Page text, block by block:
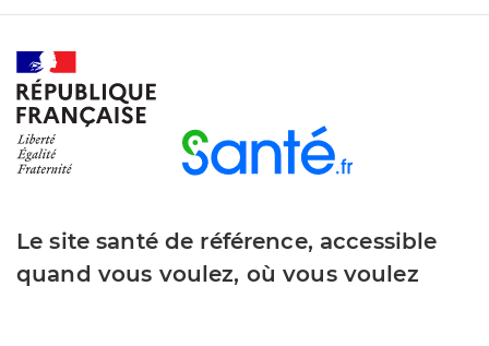
Le site santé de référence, accessible
quand vous voulez, où vous voulez